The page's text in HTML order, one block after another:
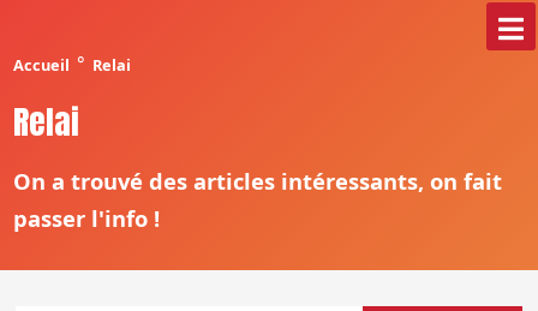
Accueil ° Relai
Relai
On a trouvé des articles intéressants, on fait
passer l'info !